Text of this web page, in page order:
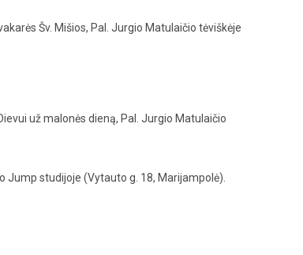
Šv. Mišios, Pal. Jurgio Matulaičio tėviškėje
už malonės dieną, Pal. Jurgio Matulaičio
Jump studijoje (Vytauto g. 18, Marijampolė).